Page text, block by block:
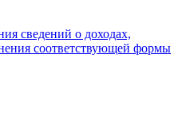
сведений о доходах,
соответствующей формы